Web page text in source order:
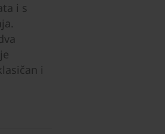
i s
i